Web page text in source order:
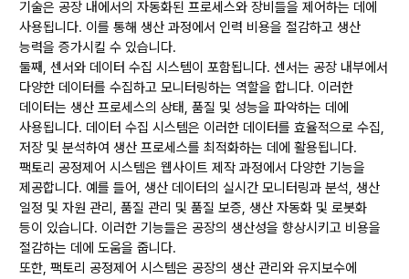
기술은 공장 내에서의 자동화된 프로세스와 장비들을 제어하는 데에
사용됩니다. 이를 통해 생산 과정에서 인력 비용을 절감하고 생산
능력을 증가시킬 수 있습니다.
둘째, 센서와 데이터 수집 시스템이 포함됩니다. 센서는 공장 내부에서
다양한 데이터를 수집하고 모니터링하는 역할을 합니다. 이러한
데이터는 생산 프로세스의 상태, 품질 및 성능을 파악하는 데에
사용됩니다. 데이터 수집 시스템은 이러한 데이터를 효율적으로 수집,
저장 및 분석하여 생산 프로세스를 최적화하는 데에 활용됩니다.
팩토리 공정제어 시스템은 웹사이트 제작 과정에서 다양한 기능을
제공합니다. 예를 들어, 생산 데이터의 실시간 모니터링과 분석, 생산
일정 및 자원 관리, 품질 관리 및 품질 보증, 생산 자동화 및 로봇화
등이 있습니다. 이러한 기능들은 공장의 생산성을 향상시키고 비용을
절감하는 데에 도움을 줍니다.
또한, 팩토리 공정제어 시스템은 공장의 생산 관리와 유지보수에